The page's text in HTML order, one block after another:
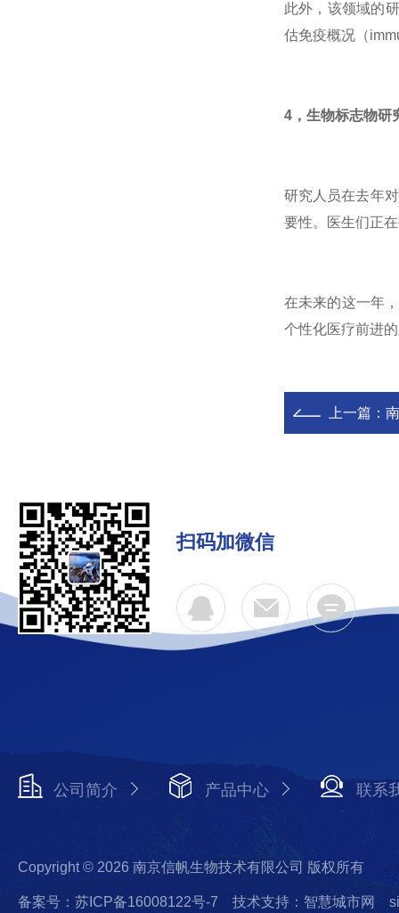
此外，该领域的
估免疫概况（
4，生物标志物研
研究人员在去年
要性。医生们正
在未来的这一年
个性化医疗前进
上一篇：
扫码加微信
公司简介 产品中心 联系
Copyright © 2026 南京信帆生物技术有限公司 版权所有
备案号：苏ICP备16008122号-7 技术支持：智慧城市网